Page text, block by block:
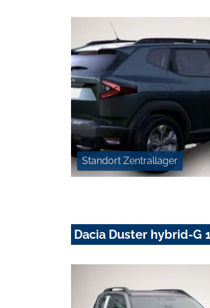
Standort Zentrallager
Dacia Duster hybrid-G